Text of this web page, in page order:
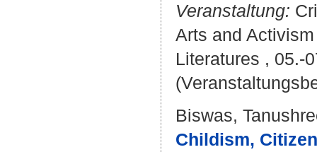
Veranstaltung:
Arts and
Literatures , 05.-
Biswas,
Childism,